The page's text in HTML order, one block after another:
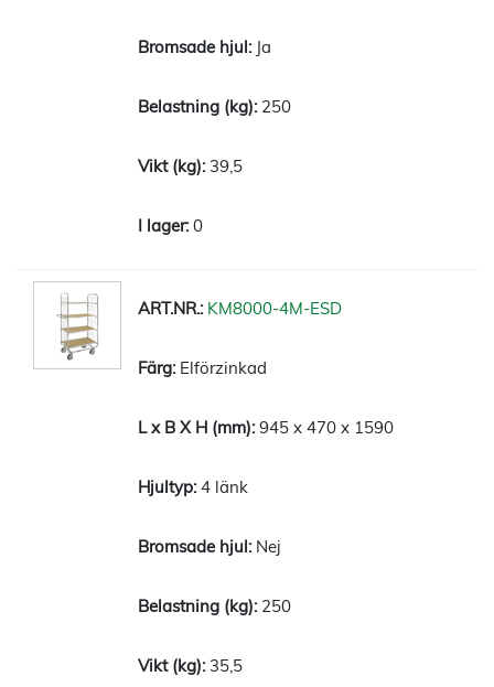
Ja
250
39,5
0
KM8000-4M-ESD
Elförzinkad
945 x 470 x 1590
4 länk
Nej
250
35,5